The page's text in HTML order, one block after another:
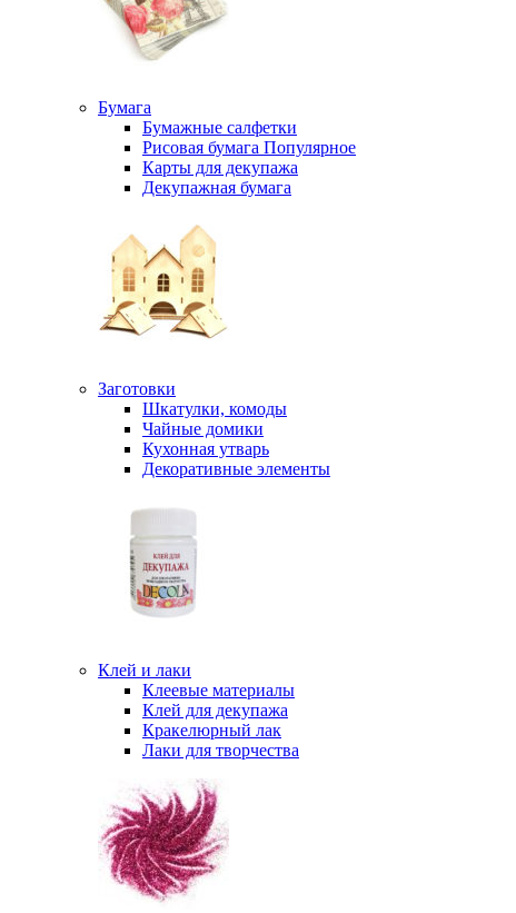
Бумага
Бумажные салфетки
Рисовая бумага Популярное
Карты для декупажа
Декупажная бумага
Заготовки
Шкатулки, комоды
Чайные домики
Кухонная утварь
Декоративные элементы
Клей и лаки
Клеевые материалы
Клей для декупажа
Кракелюрный лак
Лаки для творчества